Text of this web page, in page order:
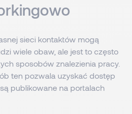
sieci kontaktów mogą
wiele obaw, ale jest to często
sposobów znalezienia pracy.
ten pozwala uzyskać dostęp
publikowane na portalach